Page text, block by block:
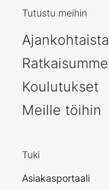
Tutustu meihin
Ajankohtaista
Ratkaisumme
Koulutukset
Meille töihin
Tuki
Asiakasportaali